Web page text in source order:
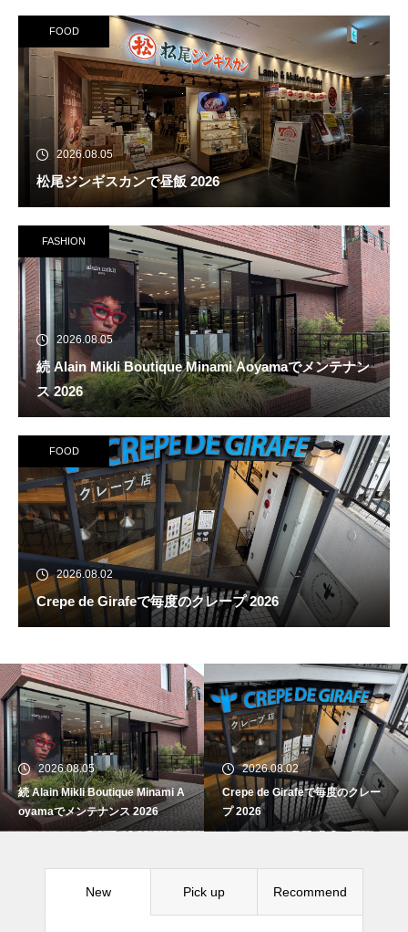
FOOD
2026.08.05
松尾ジンギスカンで昼飯 2026
FASHION
2026.08.05
続 Alain Mikli Boutique Minami Aoyamaでメンテナン
ス 2026
FOOD
2026.08.02
Crepe de Girafeで毎度のクレープ 2026
2026.08.05
続 Alain Mikli Boutique Minami A
oyamaでメンテナンス 2026
2026.08.02
Crepe de Girafeで毎度のクレー
プ 2026
New Pick up Recommend
続 Alain Mikli Boutique Minami A
oyamaでメンテナンス 2026
Crepe de Girafeで毎度のクレー
プ 2026